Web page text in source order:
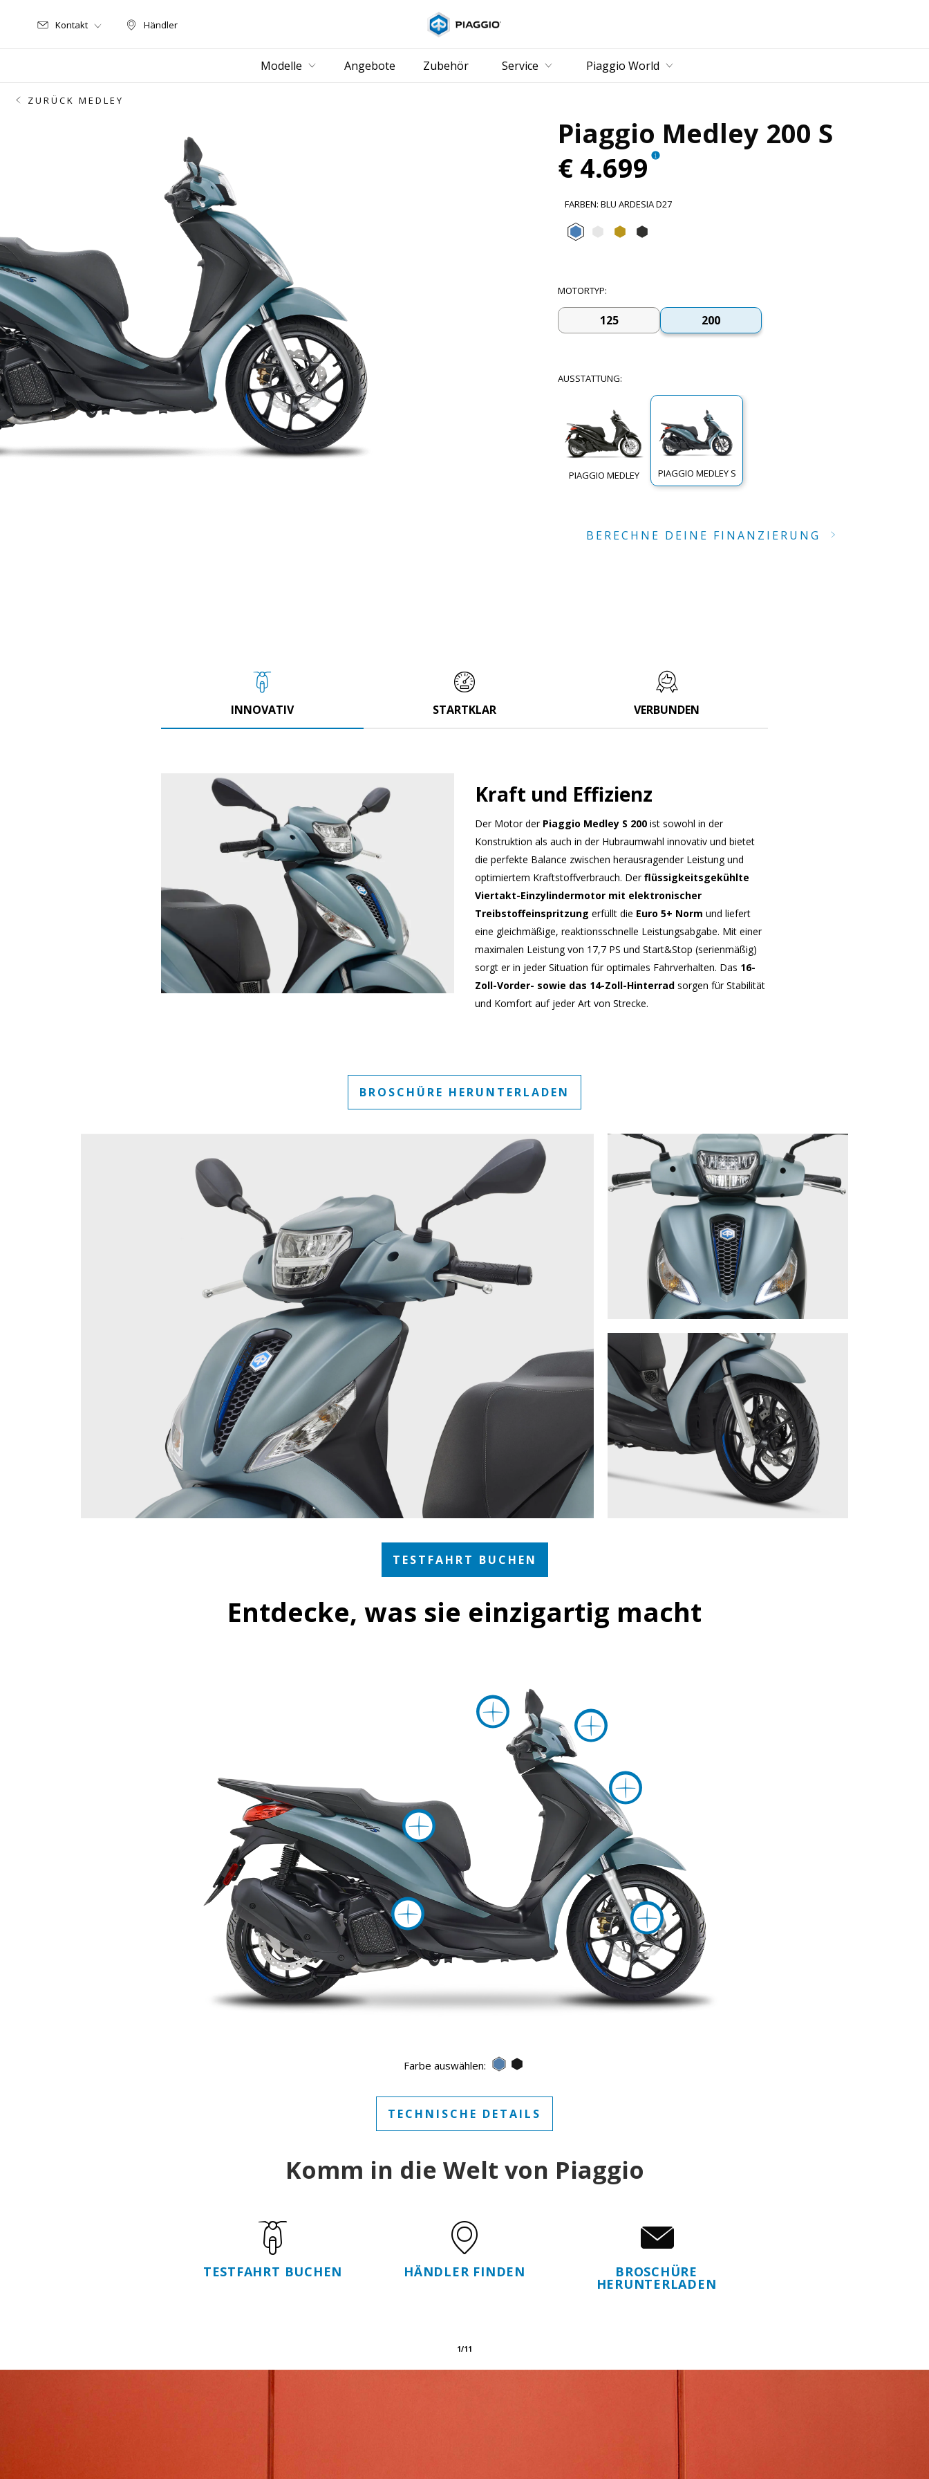
Händler
Händler
Kontakt
Modelle Angebote Zubehör Service Piaggio World
ZURÜCK MEDLEY
Piaggio Medley 200 S
€ 4.699
FARBEN:BLU ARDESIA D27
Blu Ardesia D27
Bianco Luna
Oro Opaco L10
MOTORTYP:
125 200
AUSSTATTUNG:
PIAGGIO MEDLEY PIAGGIO MEDLEY S
BERECHNE DEINE FINANZIERUNG
INNOVATIV STARTKLAR VERBUNDEN
Kraft und Effizienz
Der Motor der Piaggio Medley S 200 ist sowohl in der
Konstruktion als auch in der Hubraumwahl innovativ und bietet
die perfekte Balance zwischen herausragender Leistung und
optimiertem Kraftstoffverbrauch. Derflüssigkeitsgekühlte
Viertakt-Einzylindermotor mit elektronischer
Treibstoffeinspritzung erfüllt die Euro 5+ Norm und liefert
eine gleichmäßige, reaktionsschnelle Leistungsabgabe. Mit einer
maximalen Leistung von 17,7 PS und Start&Stop (serienmäßig)
sorgt er in jeder Situation für optimales Fahrverhalten. Das 16-
Zoll-Vorder- sowie das 14-Zoll-Hinterrad sorgen für Stabilität
und Komfort auf jeder Art von Strecke.
BROSCHÜRE HERUNTERLADEN
TESTFAHRT BUCHEN
Entdecke, was sie einzigartig macht
mehr Informationen
mehr Informationen
mehr Informationen
mehr
Farbe auswählen: Blu Ardesia
TECHNISCHE DETAILS
Komm in die Welt von Piaggio
TESTFAHRT BUCHEN HÄNDLER FINDEN BROSCHÜRE
HERUNTERLADEN
1/11